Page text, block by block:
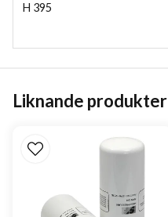
H 395
Liknande produkter